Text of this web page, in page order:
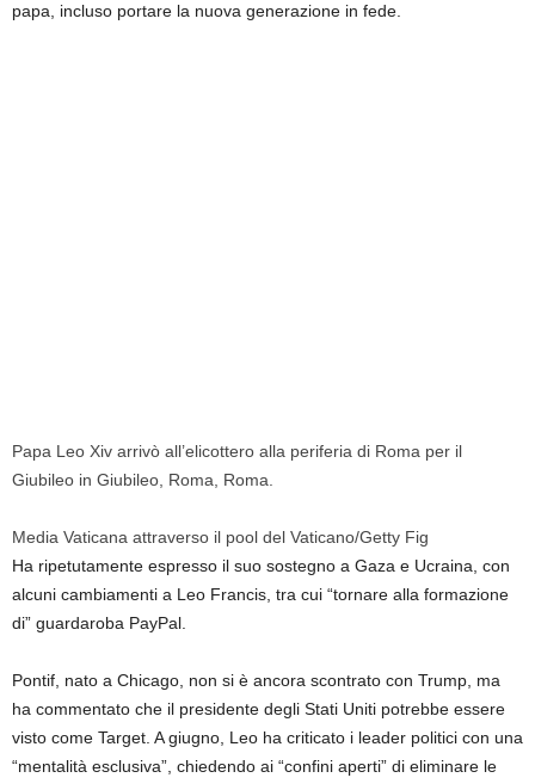
papa, incluso portare la nuova generazione in fede.
Papa Leo Xiv arrivò all’elicottero alla periferia di Roma per il
Giubileo in Giubileo, Roma, Roma.
Media Vaticana attraverso il pool del Vaticano/Getty Fig
Ha ripetutamente espresso il suo sostegno a Gaza e Ucraina, con
alcuni cambiamenti a Leo Francis, tra cui “tornare alla formazione
di” guardaroba PayPal.
Pontif, nato a Chicago, non si è ancora scontrato con Trump, ma
ha commentato che il presidente degli Stati Uniti potrebbe essere
visto come Target. A giugno, Leo ha criticato i leader politici con una
“mentalità esclusiva”, chiedendo ai “confini aperti” di eliminare le